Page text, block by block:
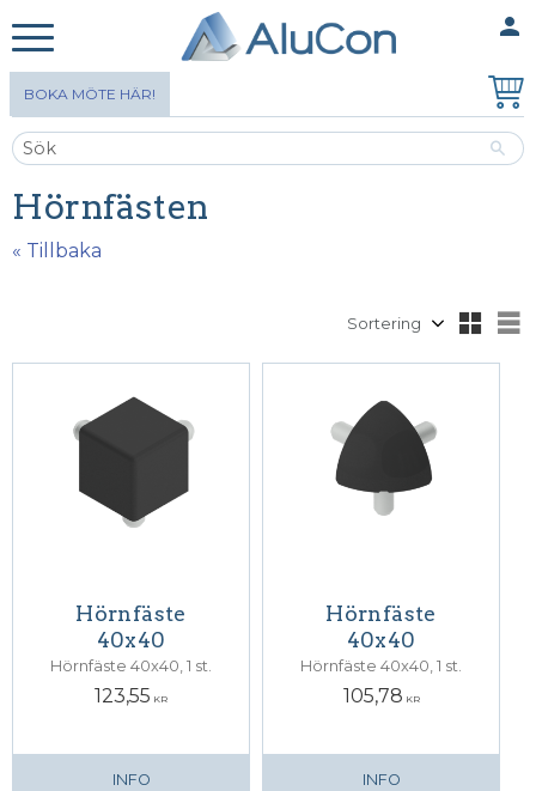
person
BOKA MÖTE HÄR!
Hörnfästen
« Tillbaka
Hörnfäste
40x40
Hörnfäste 40x40, 1 st.
123,55 KR
INFO
Hörnfäste
40x40
Hörnfäste 40x40, 1 st.
105,78 KR
INFO